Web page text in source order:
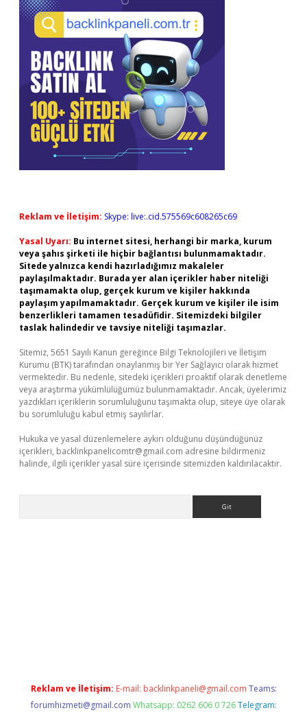
Reklam ve İletişim: Skype: live:.cid.575569c608265c69
Yasal Uyarı: Bu internet sitesi, herhangi bir marka, kurum
veya şahıs şirketi ile hiçbir bağlantısı bulunmamaktadır.
Sitede yalnızca kendi hazırladığımız makaleler
paylaşılmaktadır. Burada yer alan içerikler haber niteliği
taşımamakta olup, gerçek kurum ve kişiler hakkında
paylaşım yapılmamaktadır. Gerçek kurum ve kişiler ile isim
benzerlikleri tamamen tesadüfidir. Sitemizdeki bilgiler
taslak halindedir ve tavsiye niteliği taşımazlar.
Sitemiz, 5651 Sayılı Kanun gereğince Bilgi Teknolojileri ve İletişim
Kurumu (BTK) tarafından onaylanmış bir Yer Sağlayıcı olarak hizmet
vermektedir. Bu nedenle, sitedeki içerikleri proaktif olarak denetleme
veya araştırma yükümlülüğümüz bulunmamaktadır. Ancak, üyelerimiz
yazdıkları içeriklerin sorumluluğunu taşımakta olup, siteye üye olarak
bu sorumluluğu kabul etmiş sayılırlar.
Hukuka ve yasal düzenlemelere aykırı olduğunu düşündüğünüz
içerikleri, backlinkpanelicomtr@gmail.com adresine bildirmeniz
halinde, ilgili içerikler yasal süre içerisinde sitemizden kaldırılacaktır.
Reklam ve İletişim: E-mail: backlinkpaneli@gmail.com Teams:
forumhizmeti@gmail.com Whatsapp: 0262 606 0 726 Telegram: